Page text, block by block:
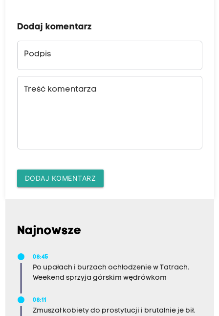
Dodaj komentarz
Podpis
Treść komentarza
DODAJ KOMENTARZ
Najnowsze
08:45
Po upałach i burzach ochłodzenie w Tatrach.
Weekend sprzyja górskim wędrówkom
08:11
Zmuszał kobiety do prostytucji i brutalnie je bił.